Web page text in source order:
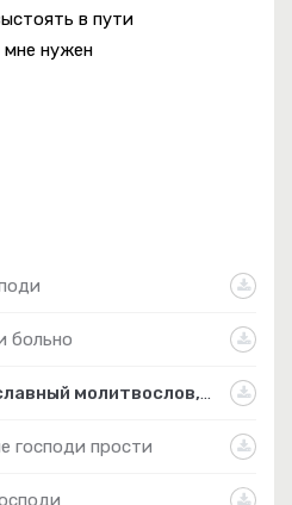
в пути
мне нужен
больно
Частушки, Православный молитвослов, Народные песни
господи прости